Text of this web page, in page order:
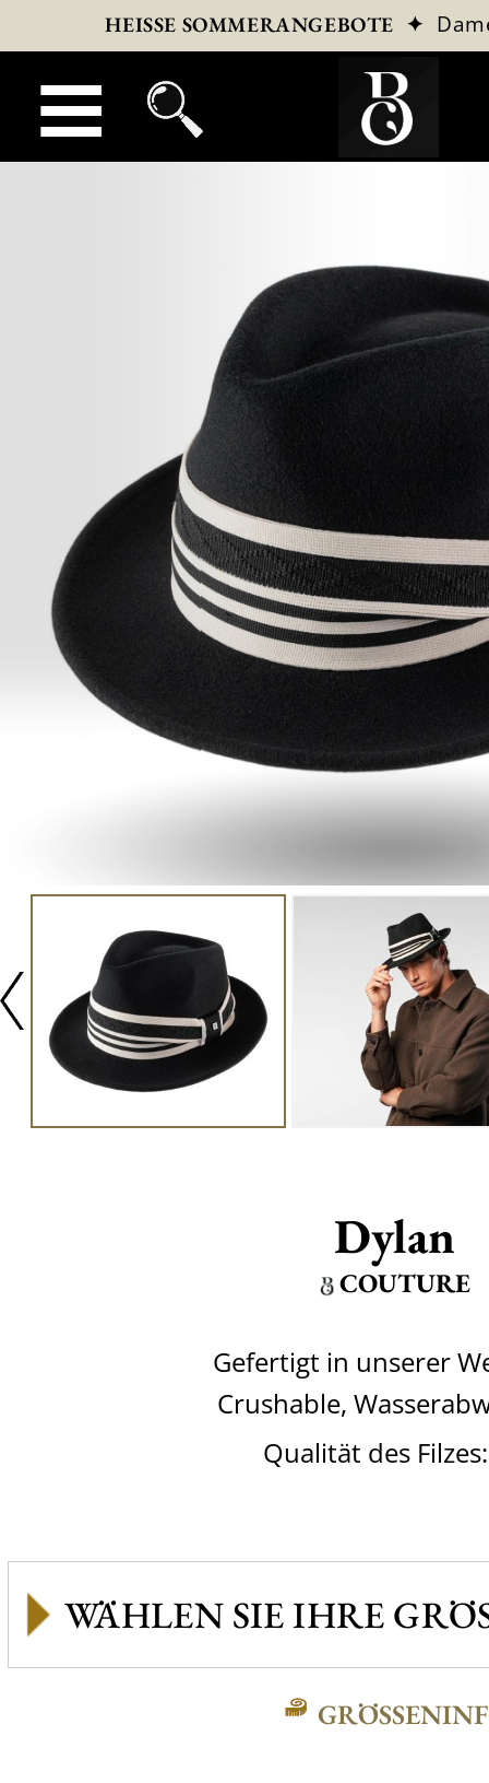
HEISSE SOMMERANGEBOTE ✦
Dylan
COUTURE
Gefertigt in unserer
Crushable,
Qualität des
GRÖSSENINFO